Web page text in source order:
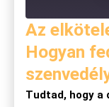
Az
Hogyan
Tudtad, hogy a